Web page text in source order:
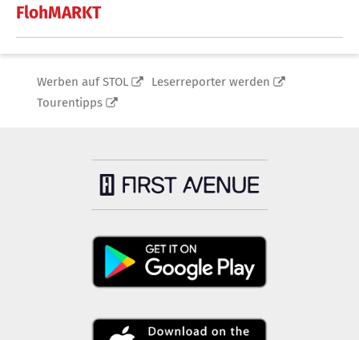
FlohMARKT
Werben auf STOL
Leserreporter werden
Tourentipps